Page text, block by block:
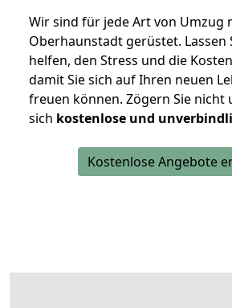
Wir sind für jede Art von Umzug
Oberhaunstadt gerüstet. Lassen
helfen, den Stress und die
damit Sie sich auf Ihren neuen
freuen können. Zögern Sie nicht
sich kostenlose und
Kostenlose Angebote